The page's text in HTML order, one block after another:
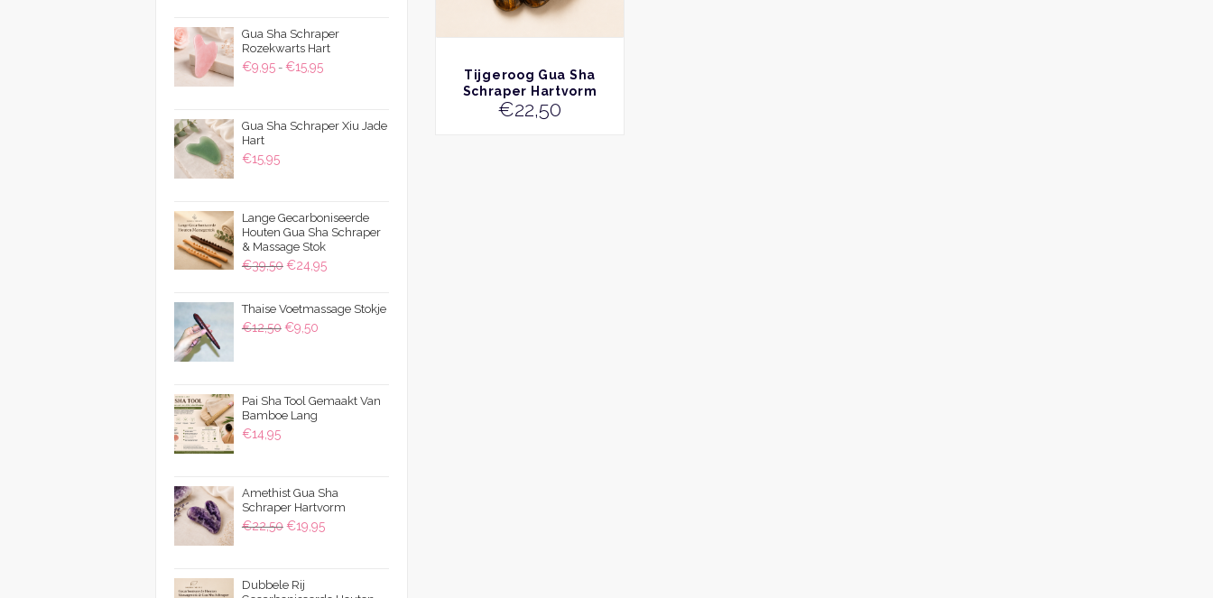
BEKIJK
Tijgeroog Gua Sha
Schraper Hartvorm
€22,50
Gua Sha Schraper
Rozekwarts Hart
€9,95 - €15,95Prijsklasse:
€15,95
Gua Sha Schraper Xiu Jade
Hart
€15,95
Lange Gecarboniseerde
Houten Gua Sha Schraper
& Massage Stok
€39,50 Oorspronkelijke
was:
€39,50.
€24,95Huidige
is:
Thaise Voetmassage Stokje
€12,50 Oorspronkelijke
€9,50Huidige
Pai Sha Tool Gemaakt Van
Bamboe Lang
€14,95
Amethist Gua Sha
Schraper Hartvorm
€22,50 Oorspronkelijke
€22,50.
€19,95Huidige
Dubbele Rij